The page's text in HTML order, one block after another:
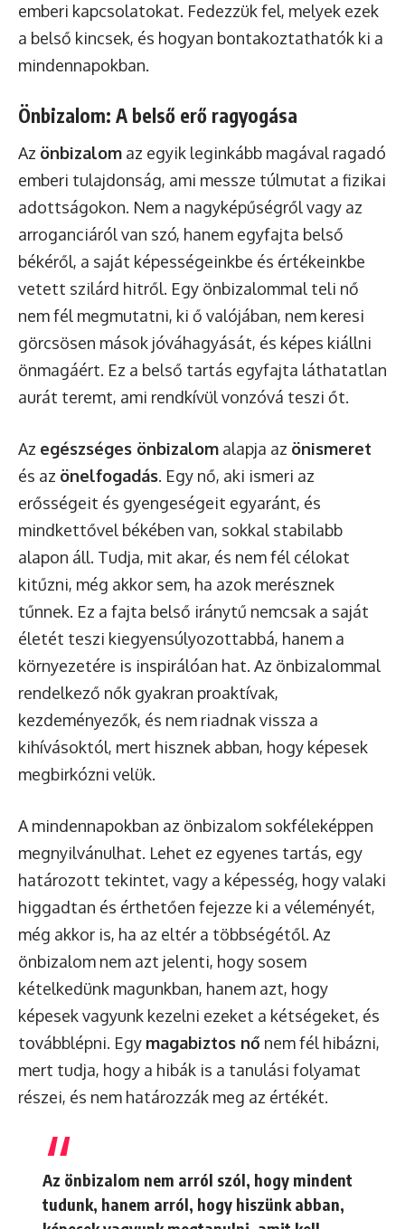
emberi kapcsolatokat. Fedezzük fel, melyek ezek
a belső kincsek, és hogyan bontakoztathatók ki a
mindennapokban.
Önbizalom: A belső erő ragyogása
Az önbizalom az egyik leginkább magával ragadó
emberi tulajdonság, ami messze túlmutat a fizikai
adottságokon. Nem a nagyképűségről vagy az
arroganciáról van szó, hanem egyfajta belső
békéről, a saját képességeinkbe és értékeinkbe
vetett szilárd hitről. Egy önbizalommal teli nő
nem fél megmutatni, ki ő valójában, nem keresi
görcsösen mások jóváhagyását, és képes kiállni
önmagáért. Ez a belső tartás egyfajta láthatatlan
aurát teremt, ami rendkívül vonzóvá teszi őt.
Az egészséges önbizalom alapja az önismeret
és az önelfogadás. Egy nő, aki ismeri az
erősségeit és gyengeségeit egyaránt, és
mindkettővel békében van, sokkal stabilabb
alapon áll. Tudja, mit akar, és nem fél célokat
kitűzni, még akkor sem, ha azok merésznek
tűnnek. Ez a fajta belső iránytű nemcsak a saját
életét teszi kiegyensúlyozottabbá, hanem a
környezetére is inspirálóan hat. Az önbizalommal
rendelkező nők gyakran proaktívak,
kezdeményezők, és nem riadnak vissza a
kihívásoktól, mert hisznek abban, hogy képesek
megbirkózni velük.
A mindennapokban az önbizalom sokféleképpen
megnyilvánulhat. Lehet ez egyenes tartás, egy
határozott tekintet, vagy a képesség, hogy valaki
higgadtan és érthetően fejezze ki a véleményét,
még akkor is, ha az eltér a többségétől. Az
önbizalom nem azt jelenti, hogy sosem
kételkedünk magunkban, hanem azt, hogy
képesek vagyunk kezelni ezeket a kétségeket, és
továbblépni. Egy magabiztos nő nem fél hibázni,
mert tudja, hogy a hibák is a tanulási folyamat
részei, és nem határozzák meg az értékét.
Az önbizalom nem arról szól, hogy mindent
tudunk, hanem arról, hogy hiszünk abban,